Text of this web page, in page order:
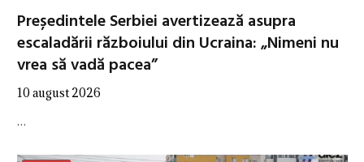
Președintele Serbiei avertizează asupra
escaladării războiului din Ucraina: „Nimeni nu
vrea să vadă pacea”
10 august 2026
…